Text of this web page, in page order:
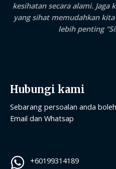
kesihatan secara alami. Jaga
yang sihat memudahkan
lebih penting
Hubungi kami
Sebarang persoalan anda
Email dan Whatsap
+60199314189